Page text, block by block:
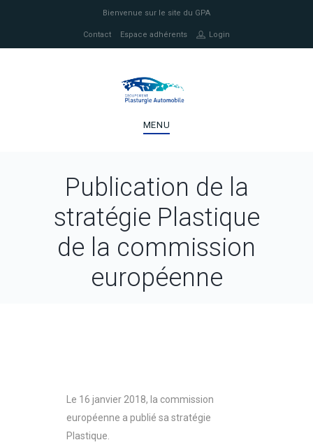
Bienvenue sur le site du GPA
Contact Espace adhérents Login
MENU
Publication de la
stratégie Plastique
de la commission
européenne
Le 16 janvier 2018, la commission
européenne a publié sa stratégie
Plastique.